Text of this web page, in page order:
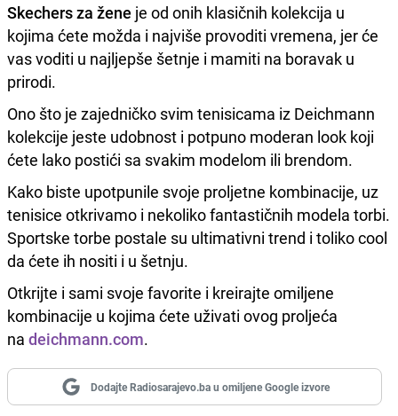
Skechers za žene je od onih klasičnih kolekcija u
kojima ćete možda i najviše provoditi vremena, jer će
vas voditi u najljepše šetnje i mamiti na boravak u
prirodi.
Ono što je zajedničko svim tenisicama iz Deichmann
kolekcije jeste udobnost i potpuno moderan look koji
ćete lako postići sa svakim modelom ili brendom.
Kako biste upotpunile svoje proljetne kombinacije, uz
tenisice otkrivamo i nekoliko fantastičnih modela torbi.
Sportske torbe postale su ultimativni trend i toliko cool
da ćete ih nositi i u šetnju.
Otkrijte i sami svoje favorite i kreirajte omiljene
kombinacije u kojima ćete uživati ovog proljeća
na deichmann.com.
Dodajte Radiosarajevo.ba u omiljene Google izvore